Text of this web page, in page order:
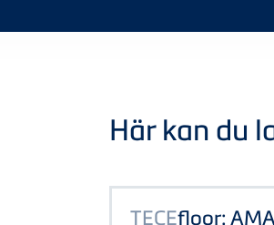
Här kan du
TECEfloor: